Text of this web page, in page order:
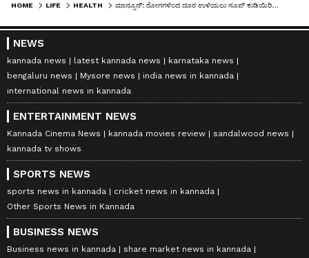
HOME LIFE HEALTH ಮಾನ್ಸೂನ್: ರೋಗಗಳಿಂದ ದೂರ ಉಳಿಯಲು ಸೂಪ್ ಕುಡಿಯಿರಿ…
NEWS
kannada news latest kannada news
karnataka news
bengaluru news
Mysore news
india news in kannada
international news in kannada
ENTERTAINMENT NEWS
Kannada Cinema News kannada movies review
sandalwood news
kannada tv shows
SPORTS NEWS
sports news in kannada
cricket news in kannada
Other Sports News in Kannada
BUSINESS NEWS
Business news in kannada
share market news in kannada